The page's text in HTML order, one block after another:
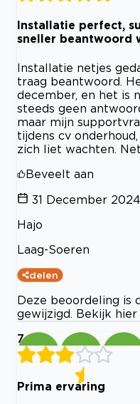
Installatie perfect,
sneller beantwoord
Installatie netjes
traag beantwoord.
december, en het is
steeds geen
maar mijn
tijdens cv
zich liet wachten.
Beveelt aan
31 December 2024
Hajo
Laag-Soeren
delen
Deze beoordeling is
gewijzigd. Bekijk
7
Prima ervaring